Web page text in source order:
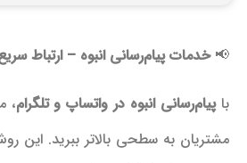
📢خدمات پیام‌رسانی انبوه – ارتباط
باپیام‌رسانی انبوه در واتساپ و تلگرام،
مشتریان به سطحی بالاتر ببرید. این